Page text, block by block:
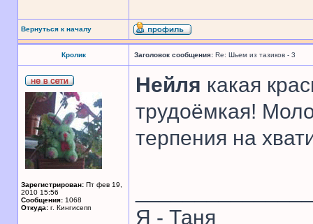
Вернуться к началу
Кролик Заголовок сообщения: Re: Шьем из тазиков - 3
Зарегистрирован: Пт фев 19,
2010 15:56
Сообщения: 1068
Откуда: г. Кингисепп
Нейля какая
трудоёмкая!
терпения на
Я - Таня